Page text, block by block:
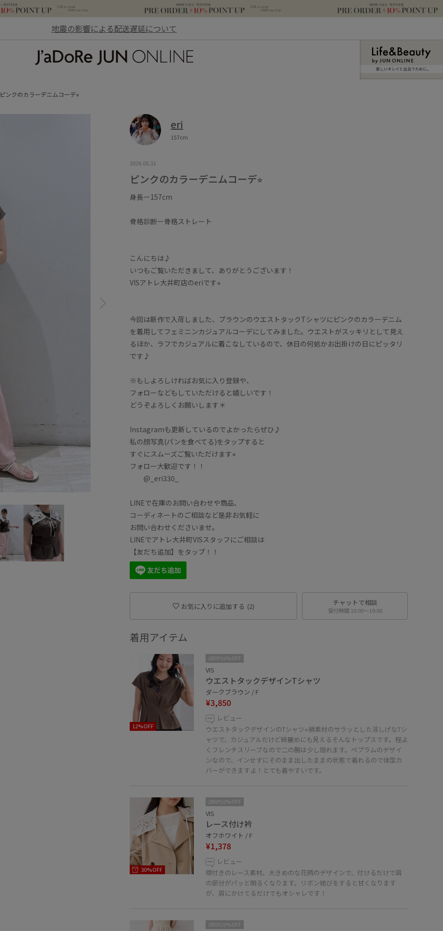
地震の影響による配送遅延について
新しいキレイと出合うために。
ピンクのカラーデニムコーデ⭐︎
eri
157cm
2026.05.31
ピンクのカラーデニムコーデ⭐︎
身長ー157cm
骨格診断ー骨格ストレート
こんにちは♪
いつもご覧いただきまして、ありがとうございます！
VISアトレ大井町店のeriです⭐︎
今回は新作で入荷しました、ブラウンのウエストタックTシャツにピンクのカラーデニム
を着用してフェミニンカジュアルコーデにしてみました。ウエストがスッキリとして見え
るほか、ラフでカジュアルに着こなしているので、休日の何処かお出掛けの日にピッタリ
です♪
※もしよろしければお気に入り登録や、
フォローなどもしていただけると嬉しいです！
どうぞよろしくお願いします＊
Instagramも更新しているのでよかったらぜひ♪
私の顔写真(パンを食べてる)をタップすると
すぐにスムーズご覧いただけます⭐︎
フォロー大歓迎です！！
@_eri330_
LINEで在庫のお問い合わせや商品、
コーディネートのご相談など是非お気軽に
お問い合わせくださいませ。
LINEでアトレ大井町VISスタッフにご相談は
【友だち追加】をタップ！！
お気に入りに追加する (2) チャットで相談
受付時間 10:00〜19:00
着用アイテム
12%OFF
2BUY10%OFF
VIS
ウエストタックデザインTシャツ
ダークブラウン / F
¥3,850
レビュー
ウエストタックデザインのTシャツ⭐︎綿素材のサラッとした涼しげなTシ
ャツで、カジュアルだけど綺麗めにも見えるそんなトップスです。程よ
くフレンチスリーブなので二の腕は少し隠れます。ペプラムのデザイ
ンなので、インせずにそのまま出したままの状態で着れるので体型カ
バーができますよ！とても着やすいです。
30%OFF
2BUY10%OFF
VIS
レース付け衿
オフホワイト / F
¥1,378
レビュー
襟付きのレース素材。大きめのな花柄のデザインで、付けるだけで肩
の部分がパッと明るくなります。リボン結びをすると甘くなります
が、肩にかけてるだけでもオシャレです！
2BUY10%OFF